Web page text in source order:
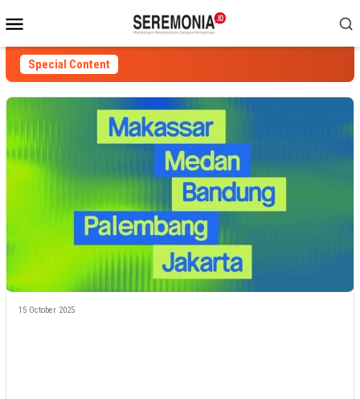
to
contentMenu
Special Content
15 October 2025